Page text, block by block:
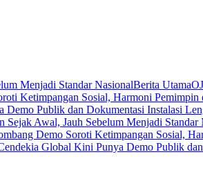
Menjadi Standar NasionalBerita Utama
Ketimpangan Sosial, Harmoni
Demo Publik dan Dokumentasi Instalasi
Sejak Awal, Jauh Sebelum Menjadi Standar
Demo Soroti Ketimpangan Sosial,
Global Kini Punya Demo Publik